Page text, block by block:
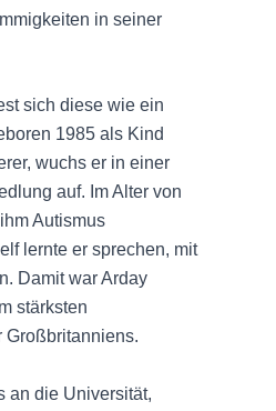
in seiner
sich diese wie ein
1985 als Kind
wuchs er in einer
auf. Im Alter von
Autismus
lernte er sprechen, mit
Damit war Arday
stärksten
Großbritanniens.
an die Universität,